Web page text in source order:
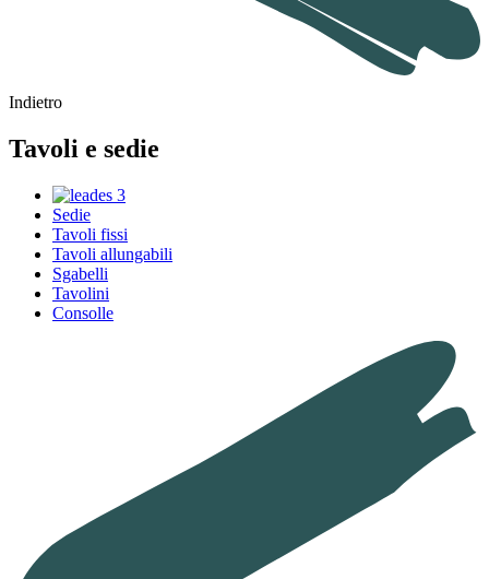
Indietro
Tavoli e sedie
Sedie
Tavoli fissi
Tavoli allungabili
Sgabelli
Tavolini
Consolle